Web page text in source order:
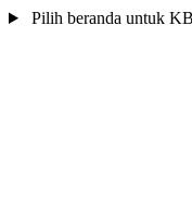
Pilih beranda untuk